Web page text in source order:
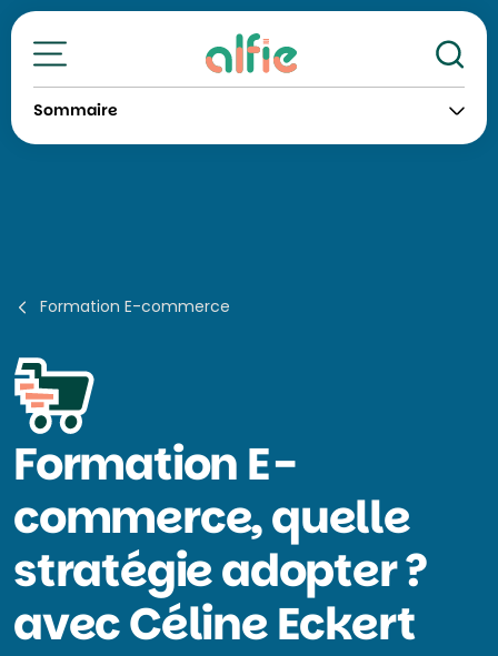
Toutes nos formations
Sommaire
Formation E-commerce
FormationE-
commerce, quelle
stratégie adopter ?
avec Céline Eckert